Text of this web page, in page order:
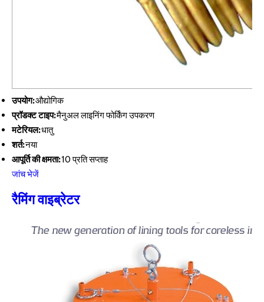
उपयोग:औद्योगिक
प्रॉडक्ट टाइप:मैनुअल लाइनिंग फोर्किंग उपकरण
मटेरियल:धातु
शर्त:नया
आपूर्ति की क्षमता:10 प्रति सप्ताह
जांच भेजें
रैमिंग वाइब्रेटर